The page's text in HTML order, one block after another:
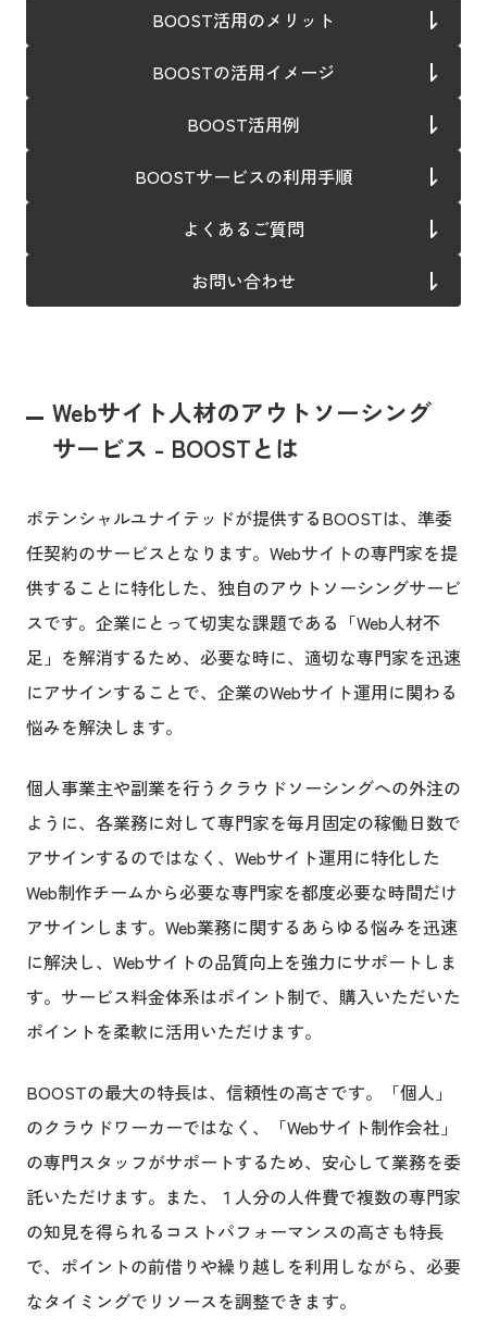
BOOST活用のメリット
BOOSTの活用イメージ
BOOST活用例
BOOSTサービスの利用手順
よくあるご質問
お問い合わせ
Webサイト人材のアウトソーシング
サービス - BOOSTとは
ポテンシャルユナイテッドが提供するBOOSTは、準委
任契約のサービスとなります。Webサイトの専門家を提
供することに特化した、独自のアウトソーシングサービ
スです。企業にとって切実な課題である「Web人材不
足」を解消するため、必要な時に、適切な専門家を迅速
にアサインすることで、企業のWebサイト運用に関わる
悩みを解決します。
個人事業主や副業を行うクラウドソーシングへの外注の
ように、各業務に対して専門家を毎月固定の稼働日数で
アサインするのではなく、Webサイト運用に特化した
Web制作チームから必要な専門家を都度必要な時間だけ
アサインします。Web業務に関するあらゆる悩みを迅速
に解決し、Webサイトの品質向上を強力にサポートしま
す。サービス料金体系はポイント制で、購入いただいた
ポイントを柔軟に活用いただけます。
BOOSTの最大の特長は、信頼性の高さです。「個人」
のクラウドワーカーではなく、「Webサイト制作会社」
の専門スタッフがサポートするため、安心して業務を委
託いただけます。また、１人分の人件費で複数の専門家
の知見を得られるコストパフォーマンスの高さも特長
で、ポイントの前借りや繰り越しを利用しながら、必要
なタイミングでリソースを調整できます。